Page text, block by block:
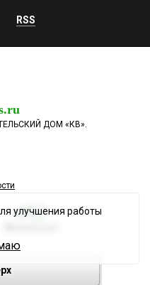
RSS
ДОМ «КВ».
улучшения работы